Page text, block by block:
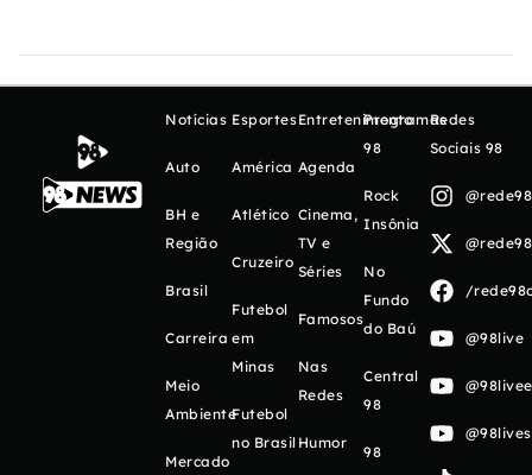
Notícias
Auto
BH e
Região
Brasil
Carreira
Meio
Ambiente
Mercado
Esportes
América
Atlético
Cruzeiro
Futebol
em
Minas
Futebol
no Brasil
Entretenimento
Agenda
Cinema,
TV e
Séries
Famosos
Nas
Redes
Humor
Programas
98
Rock
Insônia
No
Fundo
do Baú
Central
98
98
Redes
Sociais 98
/
@98live